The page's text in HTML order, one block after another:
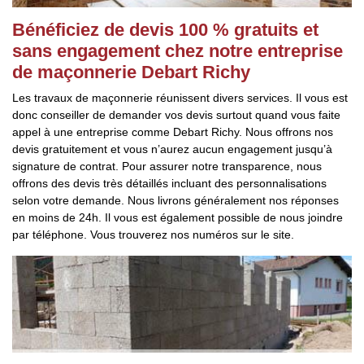
Bénéficiez de devis 100 % gratuits et
sans engagement chez notre entreprise
de maçonnerie Debart Richy
Les travaux de maçonnerie réunissent divers services. Il vous est
donc conseiller de demander vos devis surtout quand vous faite
appel à une entreprise comme Debart Richy. Nous offrons nos
devis gratuitement et vous n’aurez aucun engagement jusqu’à
signature de contrat. Pour assurer notre transparence, nous
offrons des devis très détaillés incluant des personnalisations
selon votre demande. Nous livrons généralement nos réponses
en moins de 24h. Il vous est également possible de nous joindre
par téléphone. Vous trouverez nos numéros sur le site.